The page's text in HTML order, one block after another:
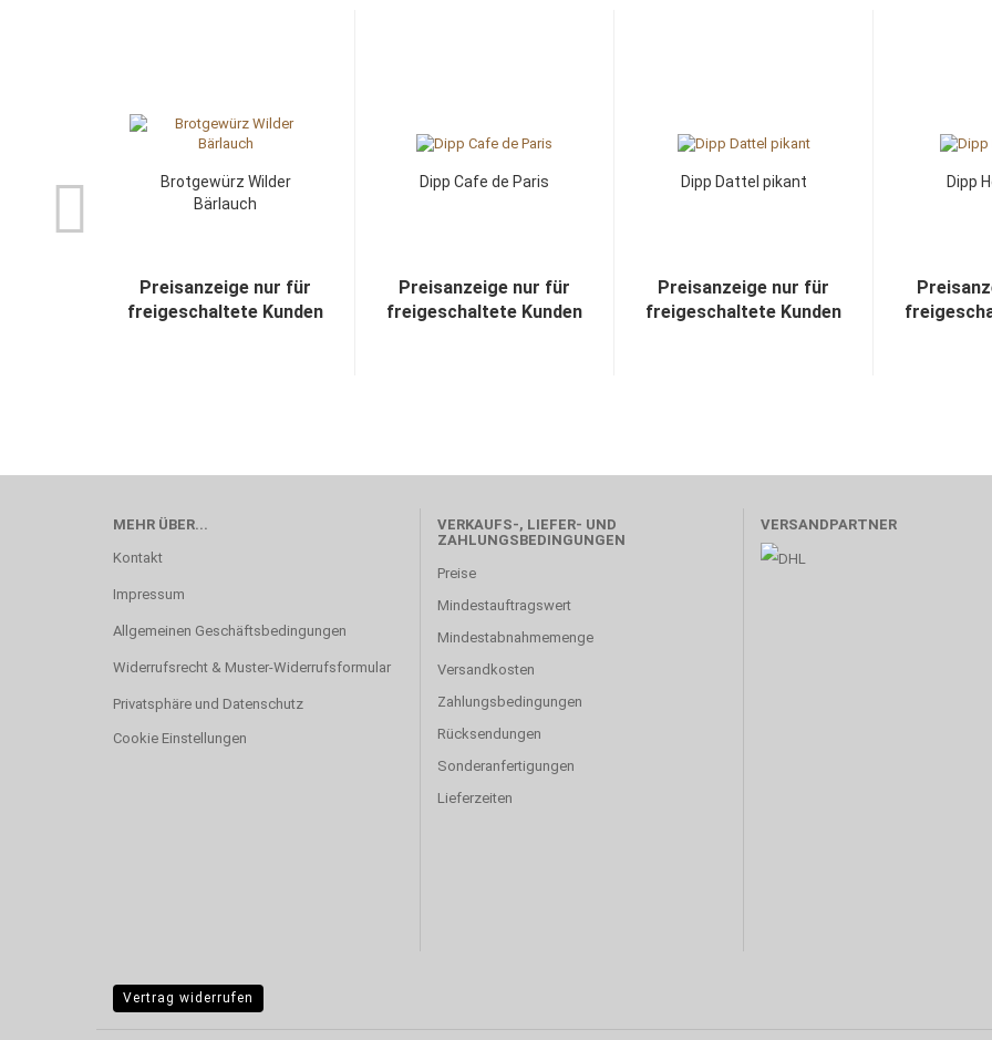
Brotgewürz Wilder
Bärlauch
Preisanzeige nur für
freigeschaltete Kunden
Dipp Cafe de Paris
Preisanzeige nur für
freigeschaltete Kunden
Dipp Dattel pikant
Preisanzeige nur für
freigeschaltete Kunden
Dipp
MEHR ÜBER...
Kontakt
Impressum
Allgemeinen Geschäftsbedingungen
Widerrufsrecht & Muster-Widerrufsformular
Privatsphäre und Datenschutz
Cookie Einstellungen
VERKAUFS-, LIEFER- UND
ZAHLUNGSBEDINGUNGEN
Preise
Mindestauftragswert
Mindestabnahmemenge
Versandkosten
Zahlungsbedingungen
Rücksendungen
Sonderanfertigungen
Lieferzeiten
VERSANDPARTNER
Vertrag widerrufen